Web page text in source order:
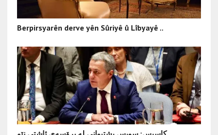
Berpirsyarên derve yên Sûriyê û Lîbyayê ..